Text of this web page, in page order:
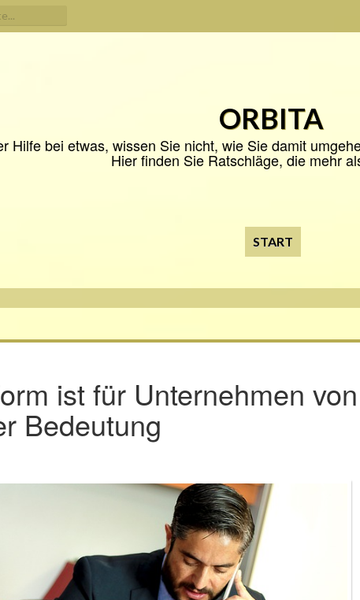
ORBITA
Hilfe bei etwas, wissen Sie nicht, wie Sie damit
Hier finden Sie Ratschläge, die mehr
START
ist für Unternehmen von
Bedeutung